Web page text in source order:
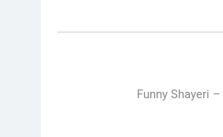
Funny Shayeri –